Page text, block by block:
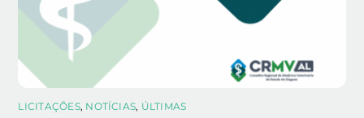
LICITAÇÕES, NOTÍCIAS, ÚLTIMAS